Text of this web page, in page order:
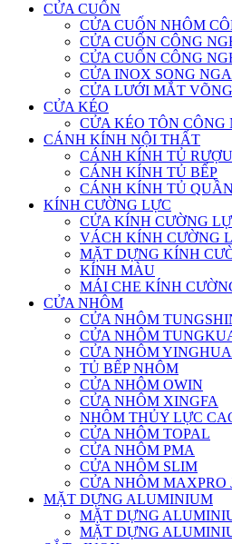
CỬA CUỐN
CỬA CUỐN NHÔM
CỬA CUỐN CÔNG
CỬA CUỐN CÔNG
CỬA INOX SONG
CỬA LƯỚI MẮT VÕNG
CỬA KÉO
CỬA KÉO TÔN
CÁNH KÍNH NỘI THẤT
CÁNH KÍNH TỦ RƯỢU
CÁNH KÍNH TỦ BẾP
CÁNH KÍNH TỦ
KÍNH CƯỜNG LỰC
CỬA KÍNH CƯỜNG
VÁCH KÍNH CƯỜNG
MẶT DỰNG KÍNH
KÍNH MÀU
MÁI CHE KÍNH
CỬA NHÔM
CỬA NHÔM
CỬA NHÔM
CỬA NHÔM YINGHUA
TỦ BẾP NHÔM
CỬA NHÔM OWIN
CỬA NHÔM XINGFA
NHÔM THỦY LỰC
CỬA NHÔM TOPAL
CỬA NHÔM PMA
CỬA NHÔM SLIM
CỬA NHÔM MAXPRO
MẶT DỰNG ALUMINIUM
MẶT DỰNG
MẶT DỰNG